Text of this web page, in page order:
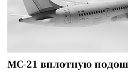
МС-21 вплотную